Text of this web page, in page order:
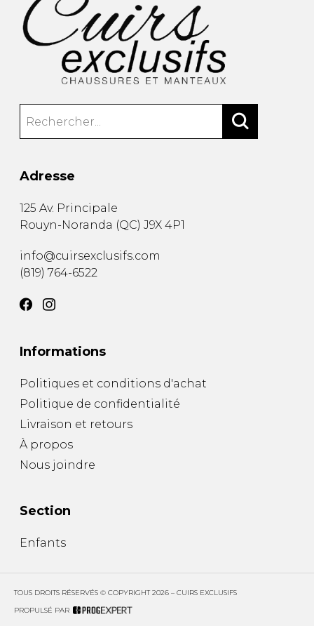
Adresse
125 Av. Principale
Rouyn-Noranda (QC) J9X 4P1
info@cuirsexclusifs.com
(819) 764-6522
Informations
Politiques et conditions d'achat
Politique de confidentialité
Livraison et retours
À propos
Nous joindre
Section
Enfants
TOUS DROITS RÉSERVÉS © COPYRIGHT 2026 – CUIRS EXCLUSIFS
PROPULSÉ PAR